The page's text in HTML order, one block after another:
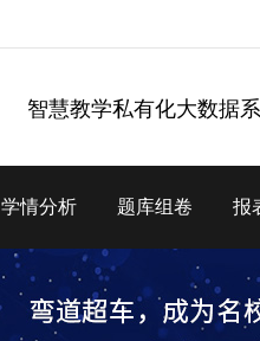
智慧教学私有化大数据
学情分析 题库组卷 报